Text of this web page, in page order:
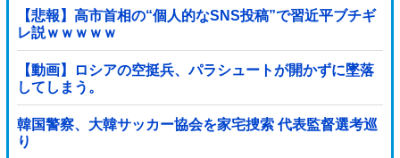
【悲報】高市首相の“個人的なSNS投稿”で習近平ブチギ
レ説ｗｗｗｗｗ
【動画】ロシアの空挺兵、パラシュートが開かずに墜落
してしまう。
韓国警察、大韓サッカー協会を家宅捜索 代表監督選考巡
り